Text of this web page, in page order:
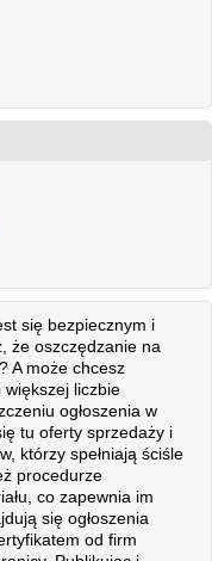
się bezpiecznym i
że oszczędzanie na
A może chcesz
liczbie
ogłoszenia w
tu oferty sprzedaży i
którzy spełniają ściśle
procedurze
co zapewnia im
się ogłoszenia
od firm